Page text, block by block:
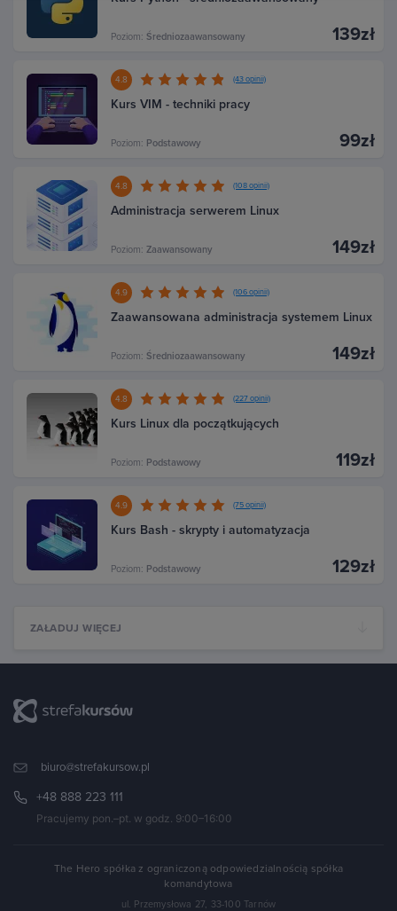
Poziom: Średniozaawansowany 139zł
4.8 (43 opinii)
Kurs VIM - techniki pracy
Poziom: Podstawowy 99zł
4.8 (108 opinii)
Administracja serwerem Linux
Poziom: Zaawansowany 149zł
4.9 (106 opinii)
Zaawansowana administracja systemem Linux
Poziom: Średniozaawansowany 149zł
4.8 (227 opinii)
Kurs Linux dla początkujących
Poziom: Podstawowy 119zł
4.9 (75 opinii)
Kurs Bash - skrypty i automatyzacja
Poziom: Podstawowy 129zł
ZAŁADUJ WIĘCEJ
biuro@strefakursow.pl
+48 888 223 111
Pracujemy pon.–pt. w godz. 9:00–16:00
The Hero spółka z ograniczoną odpowiedzialnością spółka
komandytowa
ul. Przemysłowa 27, 33-100 Tarnów